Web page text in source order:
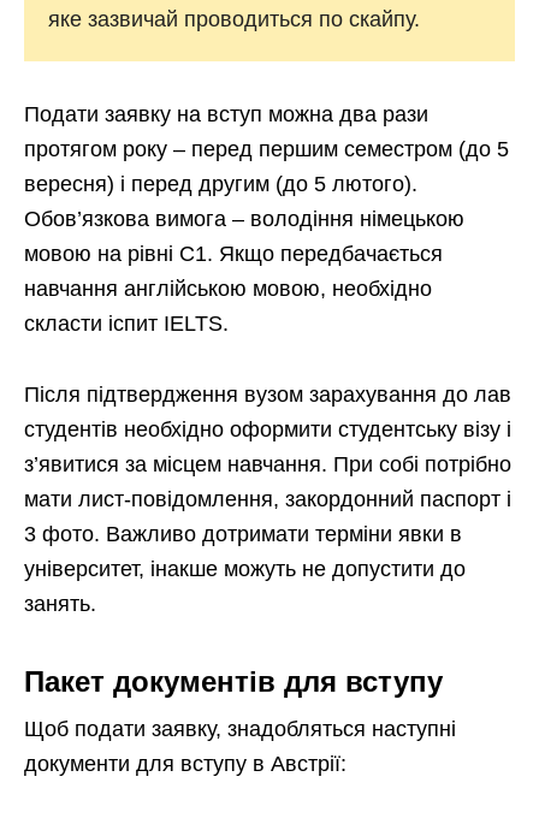
яке зазвичай проводиться по скайпу.
Подати заявку на вступ можна два рази
протягом року – перед першим семестром (до 5
вересня) і перед другим (до 5 лютого).
Обов’язкова вимога – володіння німецькою
мовою на рівні С1. Якщо передбачається
навчання англійською мовою, необхідно
скласти іспит IELTS.
Після підтвердження вузом зарахування до лав
студентів необхідно оформити студентську візу і
з’явитися за місцем навчання. При собі потрібно
мати лист-повідомлення, закордонний паспорт і
3 фото. Важливо дотримати терміни явки в
університет, інакше можуть не допустити до
занять.
Пакет документів для вступу
Щоб подати заявку, знадобляться наступні
документи для вступу в Австрії: